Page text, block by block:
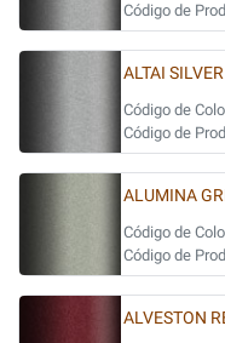
Código de
ALTAI
Código de
Código de
ALUMINA
Código de
Código de
ALVESTON